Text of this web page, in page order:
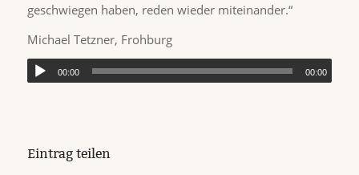
geschwiegen haben, reden wieder miteinander.“
Michael Tetzner, Frohburg
00:00 00:00
Eintrag teilen